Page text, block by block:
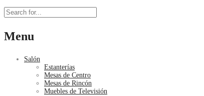
Menu
Salón
Estanterías
Mesas de Centro
Mesas de Rincón
Muebles de Televisión